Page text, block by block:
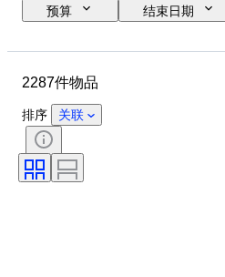
预算
结束日期
时期
服装尺码
花样
鞋尺码
2287件物品
排序 关联